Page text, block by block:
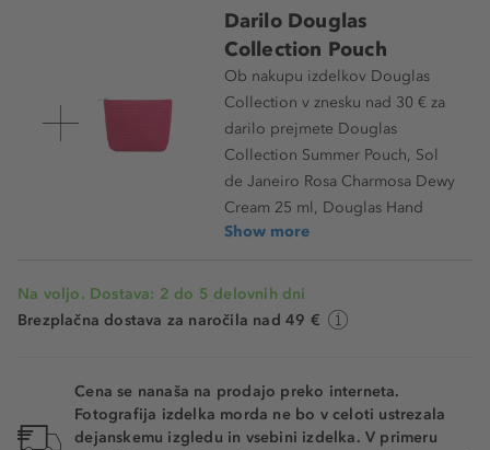
Darilo Douglas
Collection Pouch
Ob nakupu izdelkov Douglas
Collection v znesku nad 30 € za
darilo prejmete Douglas
Collection Summer Pouch, Sol
de Janeiro Rosa Charmosa Dewy
Cream 25 ml, Douglas Hand
Show more
Na voljo. Dostava: 2 do 5 delovnih dni
Brezplačna dostava za naročila nad 49 €
Cena se nanaša na prodajo preko interneta.
Fotografija izdelka morda ne bo v celoti ustrezala
dejanskemu izgledu in vsebini izdelka. V primeru